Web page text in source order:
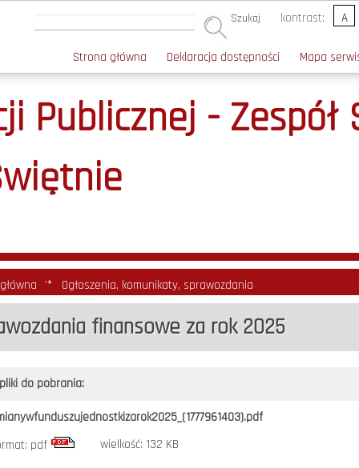
kontrast: A
Szukaj
Strona główna Deklaracja dostępności Mapa
Publicznej - Zespół
Ogłoszenia, komunikaty, sprawozdania
finansowe za rok 2025
pliki do pobrania:
pdf wielkość: 132 KB